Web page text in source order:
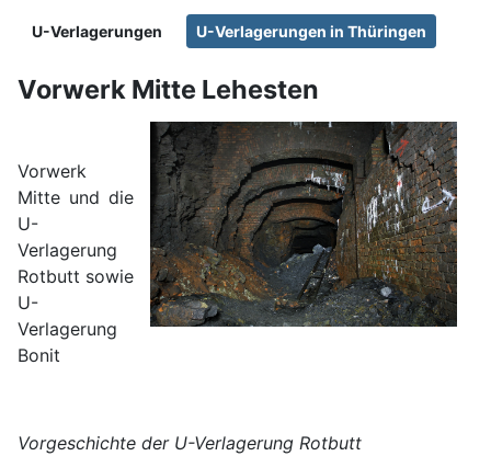
U-Verlagerungen U-Verlagerungen in Thüringen
Vorwerk Mitte Lehesten
Vorwerk
Mitte und die
U-
Verlagerung
Rotbutt sowie
U-
Verlagerung
Bonit
Vorgeschichte der U-Verlagerung Rotbutt